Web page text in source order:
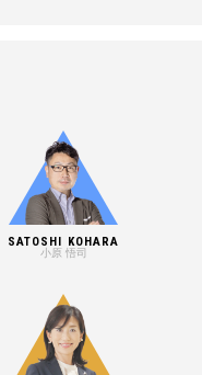
SATOSHI KOHARA
小原 悟司